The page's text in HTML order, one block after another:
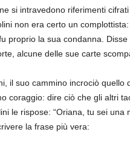
si intravedono riferimenti
non era certo un
proprio la sua condanna.
alcune delle sue carte
il suo cammino incrociò
coraggio: dire ciò che gli altri
le rispose: “Oriana, tu sei
la frase più vera: